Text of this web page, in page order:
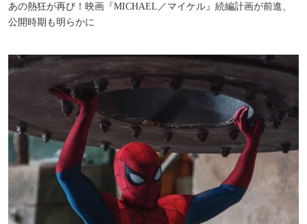
あの熱狂が再び！映画『MICHAEL／マイケル』続編計画が前進、
公開時期も明らかに